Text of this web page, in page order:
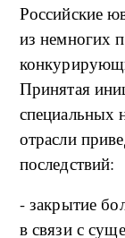
Российские
из немногих
Принятая
специальных
отрасли
последствий:
- закрытие
в связи с